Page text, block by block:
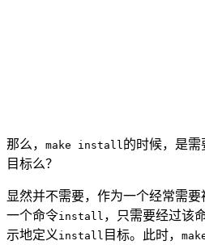
那么， make install 的时候，是
目标么？
显然并不需要，作为一个经常需
一个命令install ，只需要经过该
示地定义 install 目标。此时，